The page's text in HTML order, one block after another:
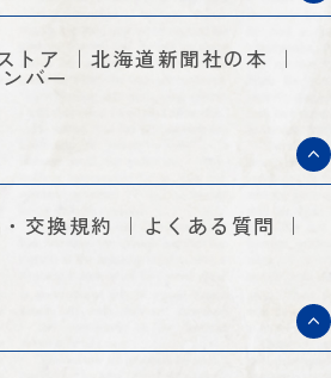
トア 北海道新聞社の本
バー
交換規約 よくある質問